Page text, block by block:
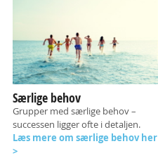
Særlige behov
Grupper med særlige behov –
successen ligger ofte i detaljen.
Læs mere om særlige behov her
>